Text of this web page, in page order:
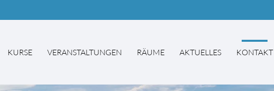
KURSE VERANSTALTUNGEN RÄUME AKTUELLES KONTAKT